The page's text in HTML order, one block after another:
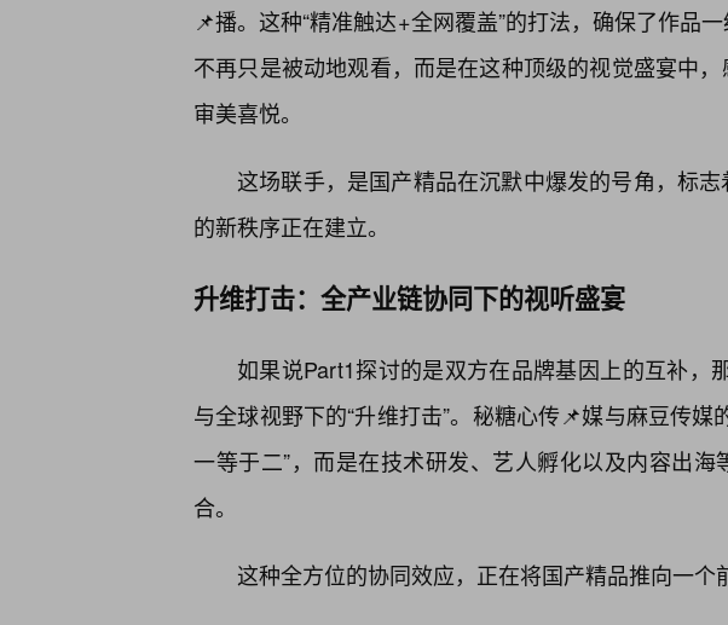
📌播。这种“精准触达+全网覆盖”的打法，确保了作品
不再只是被动地观看，而是在这种顶级的视觉盛宴中
审美喜悦。
这场联手，是国产精品在沉默中爆发的号角，标
的新秩序正在建立。
升维打击：全产业链协同下的视听盛宴
如果说Part1探讨的是双方在品牌基因上的互补，
与全球视野下的“升维打击”。秘糖心传📌媒与麻豆传媒
一等于二”，而是在技术研发、艺人孵化以及内容出
合。
这种全方位的协同效应，正在将国产精品推向一个